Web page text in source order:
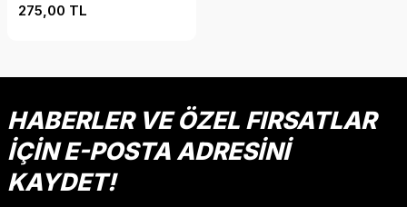
275,00 TL
HABERLER VE ÖZEL FIRSATLAR
İÇİN E-POSTA ADRESİNİ
KAYDET!